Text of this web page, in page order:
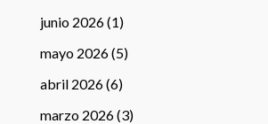
junio 2026(1)
mayo 2026(5)
abril 2026(6)
marzo 2026(3)